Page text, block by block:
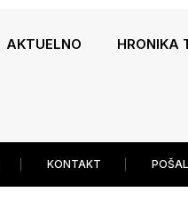
AKTUELNO HRONIKA
KONTAKT